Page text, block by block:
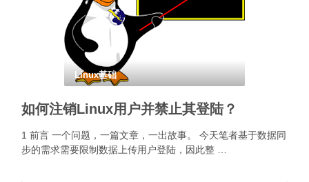
Linux基础
如何注销Linux用户并禁止其登陆？
1 前言 一个问题，一篇文章，一出故事。 今天笔者基于数据同
步的需求需要限制数据上传用户登陆，因此整 …